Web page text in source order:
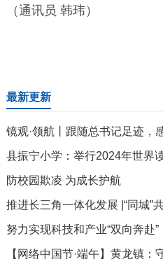
（通讯员 韩玮）
最新更新
镜观·领航丨跟随总书记足迹，
县振宁小学：举行2024年世界
防校园欺凌 为成长护航
推进长三角一体化发展 |“同城”
【网络中国节·端午】黄龙镇：